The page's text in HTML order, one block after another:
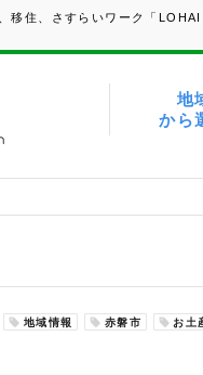
移住、さすらいワーク「
地
から
地域情報 赤磐市 お土